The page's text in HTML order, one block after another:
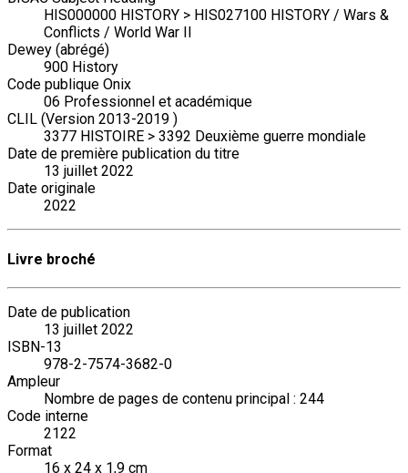
HIS000000 HISTORY > HIS027100 HISTORY / Wars &
Conflicts / World War II
Dewey (abrégé)
900 History
Code publique Onix
06 Professionnel et académique
CLIL (Version 2013-2019 )
3377 HISTOIRE > 3392 Deuxième guerre mondiale
Date de première publication du titre
13 juillet 2022
Date originale
2022
Livre broché
Date de publication
13 juillet 2022
ISBN-13
978-2-7574-3682-0
Ampleur
Nombre de pages de contenu principal : 244
Code interne
2122
Format
16 x 24 x 1,9 cm